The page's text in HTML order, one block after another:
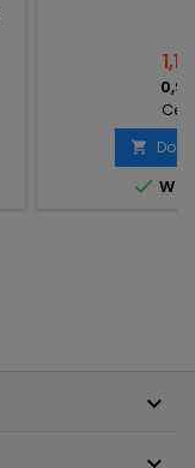
1,11

 W
